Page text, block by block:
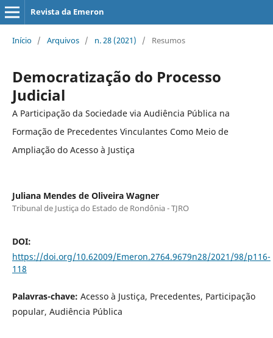
Revista da Emeron
Início / Arquivos / n. 28 (2021) / Resumos
Democratização do Processo
Judicial
A Participação da Sociedade via Audiência Pública na
Formação de Precedentes Vinculantes Como Meio de
Ampliação do Acesso à Justiça
Juliana Mendes de Oliveira Wagner
Tribunal de Justiça do Estado de Rondônia - TJRO
DOI:
https://doi.org/10.62009/Emeron.2764.9679n28/2021/98/p116-
118
Palavras-chave: Acesso à Justiça, Precedentes, Participação
popular, Audiência Pública